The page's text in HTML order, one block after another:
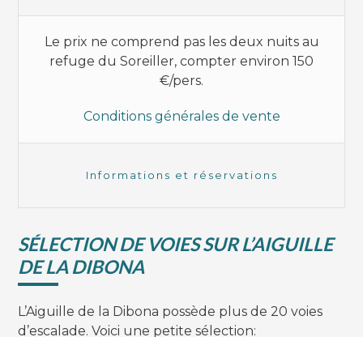
Le prix ne comprend pas les deux nuits au
refuge du Soreiller, compter environ 150
€/pers.
Conditions générales de vente
Informations et réservations
SÉLECTION DE VOIES SUR L’AIGUILLE
DE LA DIBONA
L’Aiguille de la Dibona possède plus de 20 voies
d’escalade. Voici une petite sélection: